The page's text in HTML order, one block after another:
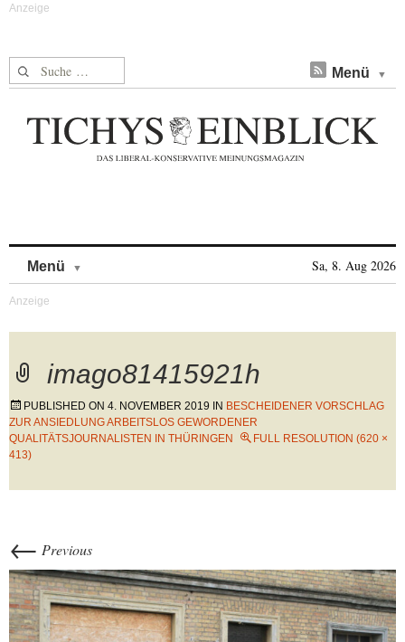
Suche nach: Menü
Menü Sa, 8. Aug 2026
imago81415921h
PUBLISHED ON 4. NOVEMBER 2019 IN BESCHEIDENER VORSCHLAG
ZUR ANSIEDLUNG ARBEITSLOS GEWORDENER
QUALITÄTSJOURNALISTEN IN THÜRINGEN
FULL RESOLUTION (620 ×
413)
← Previous